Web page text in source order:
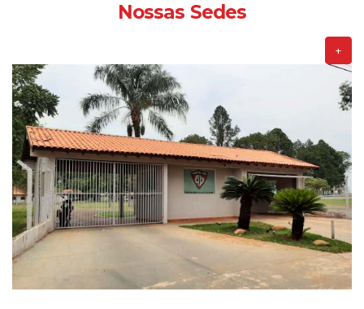
Nossas Sedes
+